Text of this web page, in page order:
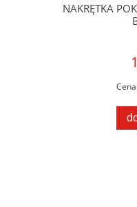
NAKRĘTKA